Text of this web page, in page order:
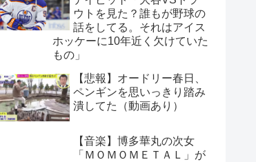
ウトを見た？誰もが野球の
話をしてる。それはアイス
ホッケーに10年近く欠けていた
もの」
【悲報】オードリー春日、
ペンギンを思いっきり踏み
潰してた（動画あり）
【音楽】博多華丸の次女
「ＭＯＭＯＭＥＴＡＬ」が